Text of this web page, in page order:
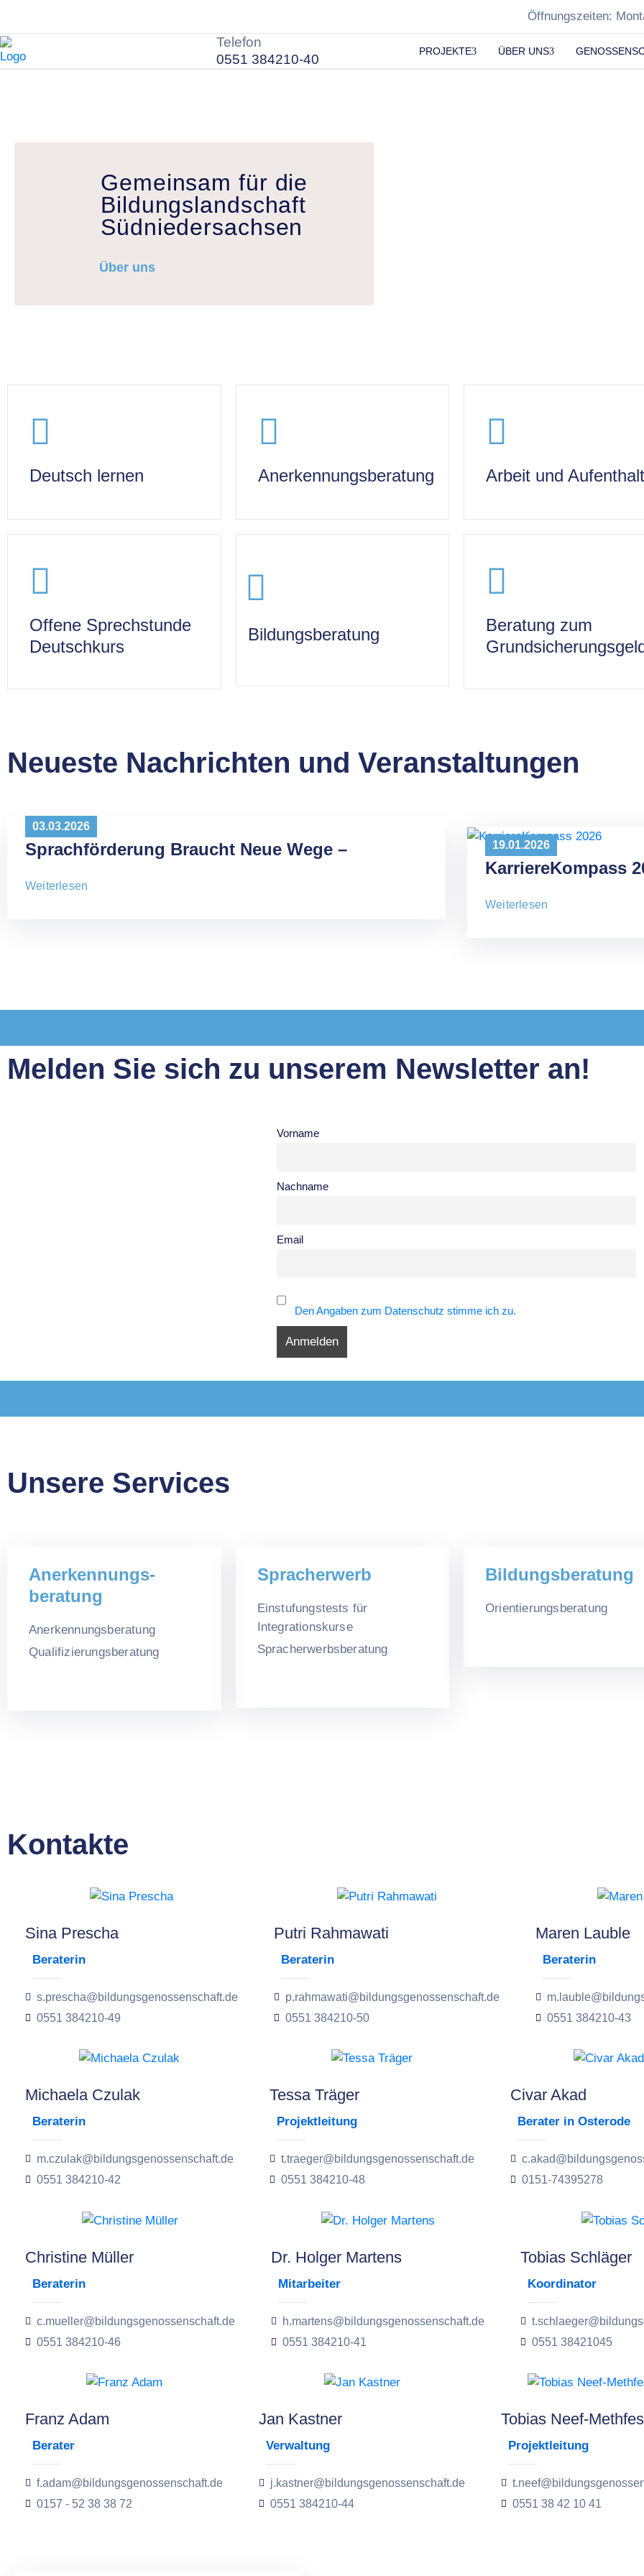
Öffnungszeiten:
Telefon
0551 384210-40
PROJEKTE ÜBER UNS
Gemeinsam für die
Bildungslandschaft
Südniedersachsen
Über uns
Deutsch lernen
Offene Sprechstunde
Deutschkurs
Anerkennungsberatung
Bildungsberatung
Arbeit und Aufenthalt
Beratung zum
Neueste Nachrichten und Veranstaltungen
03.03.2026
Sprachförderung Braucht Neue Wege –
Weiterlesen
19.01.2026
KarriereKompass
Weiterlesen
Melden Sie sich zu unserem Newsletter an!
Vorname
Nachname
Email
Den Angaben zum Datenschutz stimme ich zu.
Unsere Services
Anerkennungs-
beratung
Anerkennungsberatung
Qualifizierungsberatung
Spracherwerb
Einstufungstests für
Integrationskurse
Spracherwerbsberatung
Bildungsberatung
Orientierungsberatung
Kontakte
Sina Prescha
Beraterin
s.prescha@bildungsgenossenschaft.de
0551 384210-49
Putri Rahmawati
Beraterin
p.rahmawati@bildungsgenossenschaft.de
0551 384210-50
Maren Lauble
Beraterin
0551 384210-43
Michaela Czulak
Beraterin
m.czulak@bildungsgenossenschaft.de
0551 384210-42
Tessa Träger
Projektleitung
t.traeger@bildungsgenossenschaft.de
0551 384210-48
Civar Akad
Berater in Osterode
0151-74395278
Christine Müller
Beraterin
c.mueller@bildungsgenossenschaft.de
0551 384210-46
Dr. Holger Martens
Mitarbeiter
h.martens@bildungsgenossenschaft.de
0551 384210-41
Tobias Schläger
Koordinator
0551 38421045
Franz Adam
Berater
f.adam@bildungsgenossenschaft.de
0157 - 52 38 38 72
Jan Kastner
Verwaltung
j.kastner@bildungsgenossenschaft.de
0551 384210-44
Tobias Neef-
Projektleitung
0551 38 42 10 41